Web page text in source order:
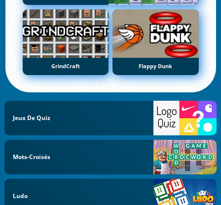
GrindCraft Flappy Dunk
Jeux De Quiz
Mots-Croisés
Ludo